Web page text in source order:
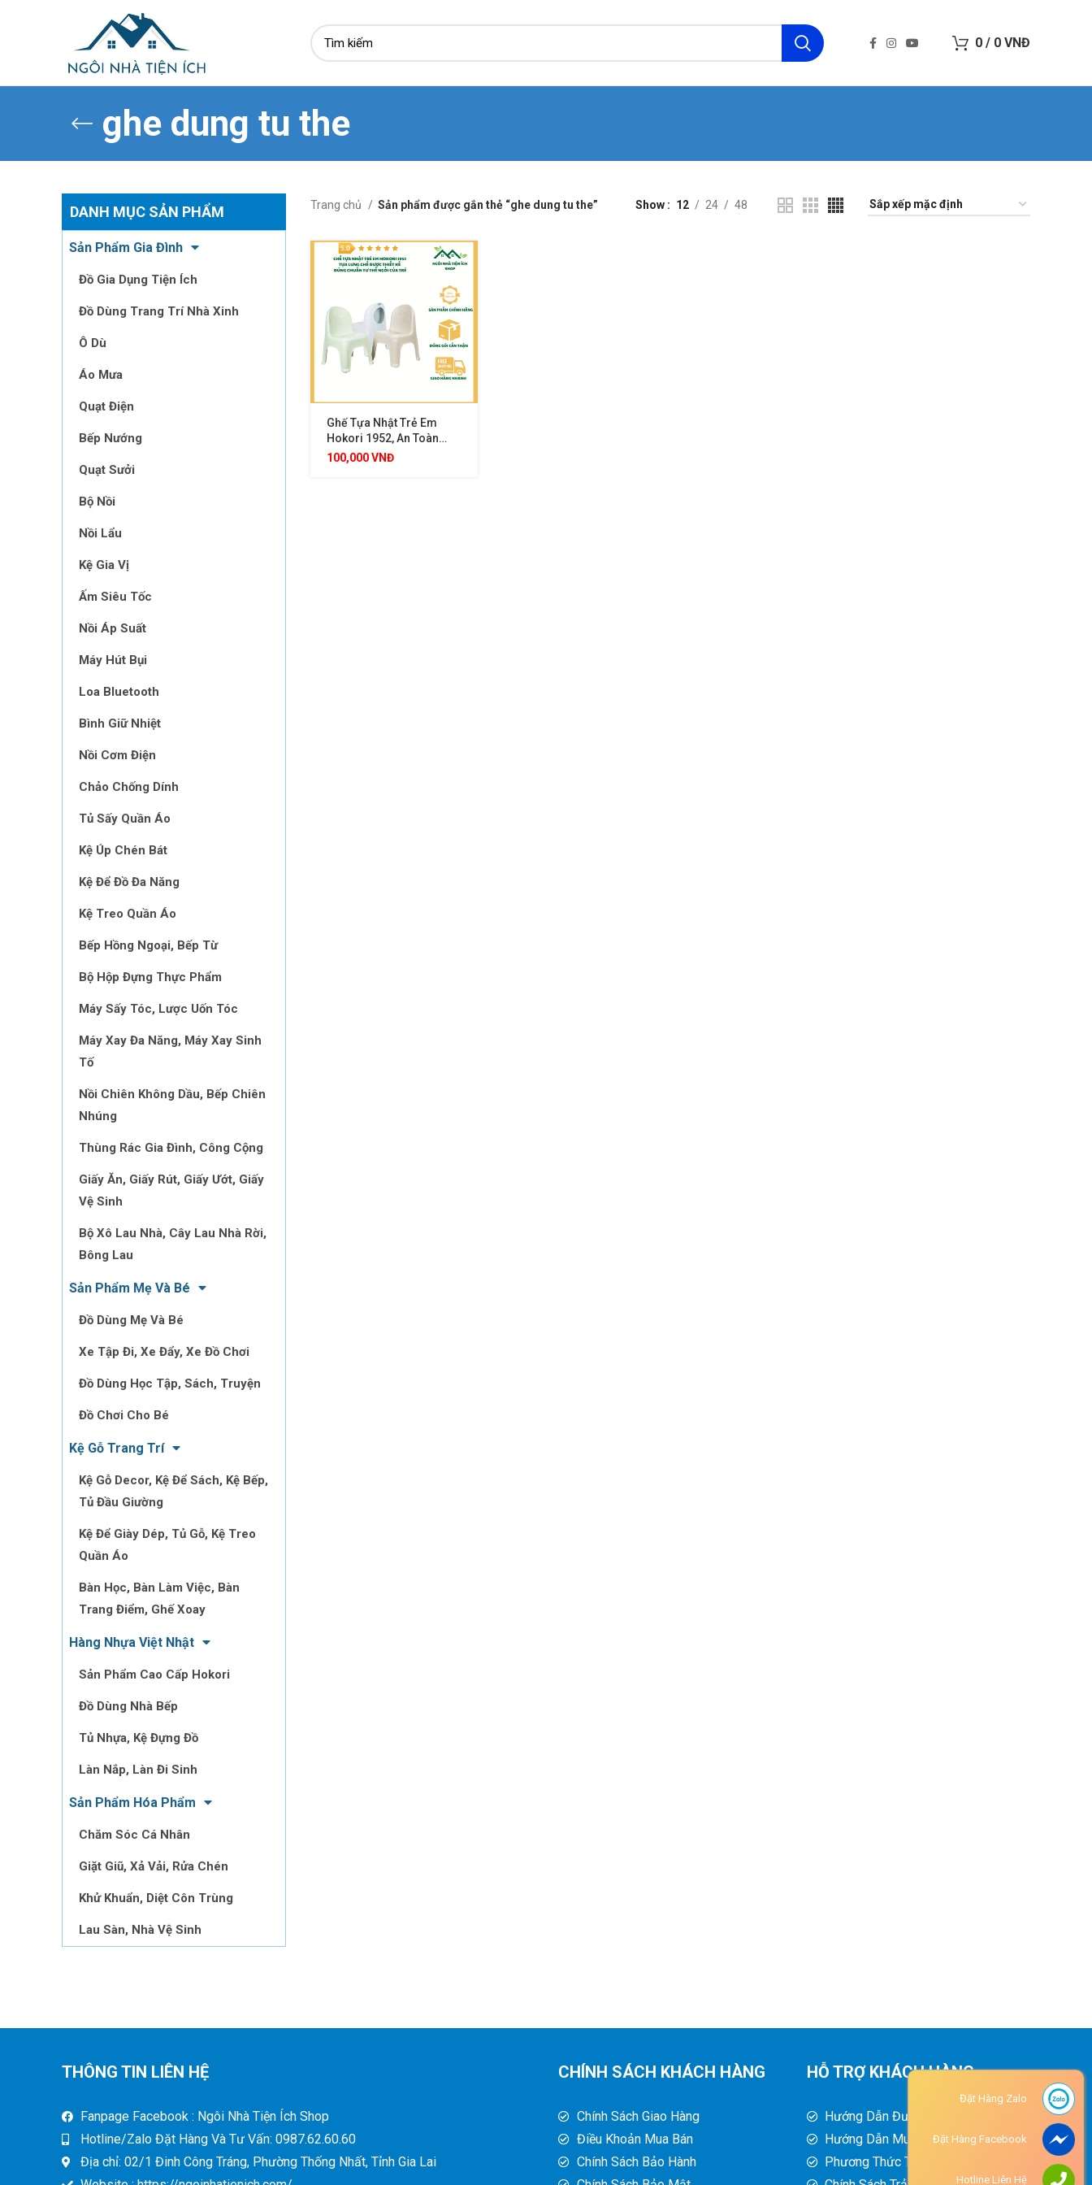
0 / 0 VNĐ
ghe dung tu the
DANH MỤC SẢN PHẨM
Sản Phẩm Gia Đình
Đồ Gia Dụng Tiện Ích
Đồ Dùng Trang Trí Nhà Xinh
Ô Dù
Áo Mưa
Quạt Điện
Bếp Nướng
Quạt Sưởi
Bộ Nồi
Nồi Lẩu
Kệ Gia Vị
Ấm Siêu Tốc
Nồi Áp Suất
Máy Hút Bụi
Loa Bluetooth
Bình Giữ Nhiệt
Nồi Cơm Điện
Chảo Chống Dính
Tủ Sấy Quần Áo
Kệ Úp Chén Bát
Kệ Để Đồ Đa Năng
Kệ Treo Quần Áo
Bếp Hồng Ngoại, Bếp Từ
Bộ Hộp Đựng Thực Phẩm
Máy Sấy Tóc, Lược Uốn Tóc
Máy Xay Đa Năng, Máy Xay Sinh
Tố
Nồi Chiên Không Dầu, Bếp Chiên
Nhúng
Thùng Rác Gia Đình, Công Cộng
Giấy Ăn, Giấy Rút, Giấy Ướt, Giấy
Vệ Sinh
Bộ Xô Lau Nhà, Cây Lau Nhà Rời,
Bông Lau
Sản Phẩm Mẹ Và Bé
Đồ Dùng Mẹ Và Bé
Xe Tập Đi, Xe Đẩy, Xe Đồ Chơi
Đồ Dùng Học Tập, Sách, Truyện
Đồ Chơi Cho Bé
Kệ Gỗ Trang Trí
Kệ Gỗ Decor, Kệ Để Sách, Kệ Bếp,
Tủ Đầu Giường
Kệ Để Giày Dép, Tủ Gỗ, Kệ Treo
Quần Áo
Bàn Học, Bàn Làm Việc, Bàn
Trang Điểm, Ghế Xoay
Hàng Nhựa Việt Nhật
Sản Phẩm Cao Cấp Hokori
Đồ Dùng Nhà Bếp
Tủ Nhựa, Kệ Đựng Đồ
Làn Nắp, Làn Đi Sinh
Sản Phẩm Hóa Phẩm
Chăm Sóc Cá Nhân
Giặt Giũ, Xả Vải, Rửa Chén
Khử Khuẩn, Diệt Côn Trùng
Lau Sàn, Nhà Vệ Sinh
Trang chủ Sản phẩm được gắn thẻ “ghe dung tu the” Show 12 24 48
Ghế Tựa Nhật Trẻ Em
Hokori 1952, An Toàn
Cho Bé, Thiết Kế Dễ
100,000VNĐ
THÔNG TIN LIÊN HỆ
Fanpage Facebook : Ngôi Nhà Tiện Ích Shop
Hotline/Zalo Đặt Hàng Và Tư Vấn: 0987.62.60.60
Địa chỉ: 02/1 Đinh Công Tráng, Phường Thống Nhất, Tỉnh Gia Lai
CHÍNH SÁCH KHÁCH HÀNG
Chính Sách Giao Hàng
Điều Khoản Mua Bán
Chính Sách Bảo Hành
HỖ TRỢ KHÁCH HÀNG
Hướng Dẫn Đường Đi
Hướng Dẫn Mua Hàng
Phương Thức Thanh Toán
Đặt Hàng Zalo
Đặt Hàng Facebook
Hotline Liên Hệ